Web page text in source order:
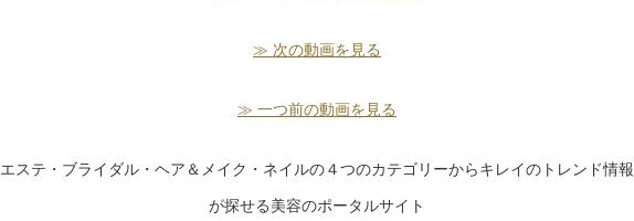
≫ 次の動画を見る
≫ 一つ前の動画を見る
エステ・ブライダル・ヘア＆メイク・ネイルの４つのカテゴリーからキレイのトレンド情報
が探せる美容のポータルサイト